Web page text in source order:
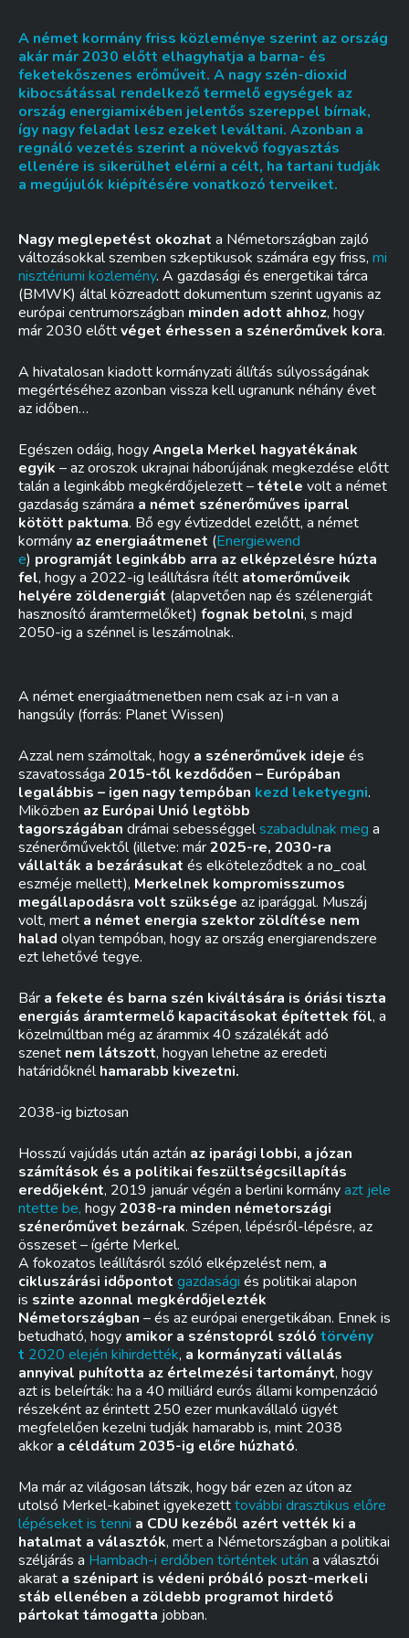
A német kormány friss közleménye szerint az ország
akár már 2030 előtt elhagyhatja a barna- és
feketekőszenes erőműveit. A nagy szén-dioxid
kibocsátással rendelkező termelő egységek az
ország energiamixében jelentős szereppel bírnak,
így nagy feladat lesz ezeket leváltani. Azonban a
regnáló vezetés szerint a növekvő fogyasztás
ellenére is sikerülhet elérni a célt, ha tartani tudják
a megújulók kiépítésére vonatkozó terveiket.
Nagy meglepetést okozhat a Németországban zajló
változásokkal szemben szkeptikusok számára egy friss, mi
nisztériumi közlemény. A gazdasági és energetikai tárca
(BMWK) által közreadott dokumentum szerint ugyanis az
európai centrumországban minden adott ahhoz, hogy
már 2030 előttvéget érhessen a szénerőművek kora.
A hivatalosan kiadott kormányzati állítás súlyosságának
megértéséhez azonban vissza kell ugranunk néhány évet
az időben…
Egészen odáig, hogyAngela Merkel hagyatékának
egyik – az oroszok ukrajnai háborújának megkezdése előtt
talán a leginkább megkérdőjelezett –tétele volt a német
gazdaság számára a német szénerőműves iparral
kötött paktuma. Bő egy évtizeddel ezelőtt, a német
kormány az energiaátmenet (Energiewend
e) programját leginkább arra az elképzelésre húzta
fel, hogy a 2022-ig leállításra ítélt atomerőműveik
helyére zöldenergiát (alapvetően nap és szélenergiát
hasznosító áramtermelőket) fognak betolni, s majd
2050-ig a szénnel is leszámolnak.
A német energiaátmenetben nem csak az i-n van a
hangsúly (forrás: Planet Wissen)
Azzal nem számoltak, hogy a szénerőművek ideje és
szavatossága 2015-től kezdődően – Európában
legalábbis – igen nagy tempóban kezd leketyegni.
Miközben az Európai Unió legtöbb
tagországában drámai sebességgelszabadulnak meg a
szénerőművektől (illetve: már2025-re, 2030-ra
vállalták a bezárásukat és elköteleződtek a no_coal
eszméje mellett), Merkelnek kompromisszumos
megállapodásra volt szüksége az iparággal. Muszáj
volt, mert a német energia szektor zöldítése nem
halad olyan tempóban, hogy az ország energiarendszere
ezt lehetővé tegye.
Bár a fekete és barna szén kiváltására is óriási tiszta
energiás áramtermelő kapacitásokat építettek föl, a
közelmúltban még az árammix 40 százalékát adó
szenet nem látszott, hogyan lehetne az eredeti
határidőknélhamarabb kivezetni.
2038-ig biztosan
Hosszú vajúdás után aztán az iparági lobbi, a józan
számítások és a politikai feszültségcsillapítás
eredőjeként, 2019 január végén a berlini kormányazt jele
ntette be, hogy2038-ra minden németországi
szénerőművet bezárnak. Szépen, lépésről-lépésre, az
összeset – ígérte Merkel.
A fokozatos leállításról szóló elképzelést nem, a
cikluszárási időpontot gazdasági és politikai alapon
is szinte azonnal megkérdőjelezték
Németországban – és az európai energetikában. Ennek is
betudható, hogy amikor a szénstopról szóló törvény
t 2020 elején kihirdették, a kormányzati vállalás
annyival puhította az értelmezési tartományt, hogy
azt is beleírták: ha a 40 milliárd eurós állami kompenzáció
részeként az érintett 250 ezer munkavállaló ügyét
megfelelően kezelni tudják hamarabb is, mint 2038
akkor a céldátum 2035-ig előre húzható.
Ma már az világosan látszik, hogy bár ezen az úton az
utolsó Merkel-kabinet igyekezetttovábbi drasztikus előre
lépéseket is tenni a CDU kezéből azért vették ki a
hatalmat a választók, mert a Németországban a politikai
széljárás a Hambach-i erdőben történtek után a választói
akarat a szénipart is védeni próbáló poszt-merkeli
stáb ellenében a zöldebb programot hirdető
pártokat támogatta jobban.